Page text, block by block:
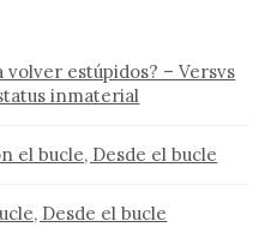
estúpidos? – Versvs
inmaterial
el bucle, Desde el bucle
Desde el bucle